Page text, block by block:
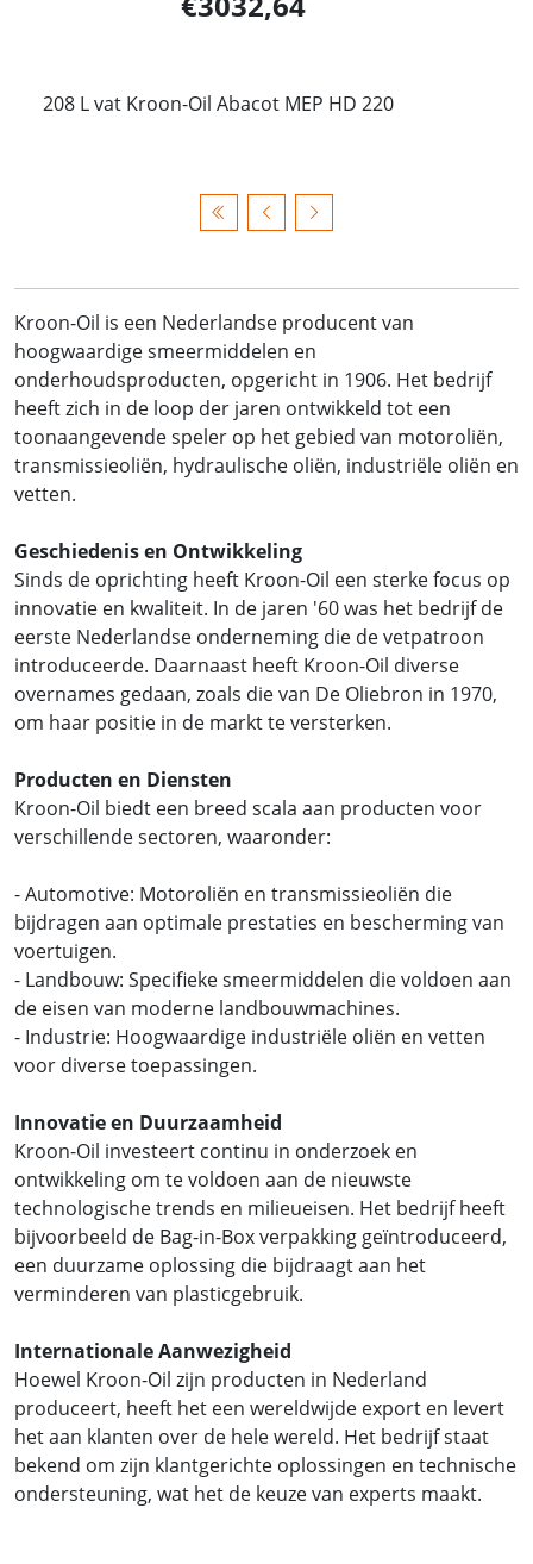
208 L vat Kroon-Oil Abacot MEP HD 220
Kroon-Oil is een Nederlandse producent van
hoogwaardige smeermiddelen en
onderhoudsproducten, opgericht in 1906. Het bedrijf
heeft zich in de loop der jaren ontwikkeld tot een
toonaangevende speler op het gebied van motoroliën,
transmissieoliën, hydraulische oliën, industriële oliën en
vetten.
Geschiedenis en Ontwikkeling
Sinds de oprichting heeft Kroon-Oil een sterke focus op
innovatie en kwaliteit. In de jaren '60 was het bedrijf de
eerste Nederlandse onderneming die de vetpatroon
introduceerde. Daarnaast heeft Kroon-Oil diverse
overnames gedaan, zoals die van De Oliebron in 1970,
om haar positie in de markt te versterken.
Producten en Diensten
Kroon-Oil biedt een breed scala aan producten voor
verschillende sectoren, waaronder:
- Automotive: Motoroliën en transmissieoliën die
bijdragen aan optimale prestaties en bescherming van
voertuigen.
- Landbouw: Specifieke smeermiddelen die voldoen aan
de eisen van moderne landbouwmachines.
- Industrie: Hoogwaardige industriële oliën en vetten
voor diverse toepassingen.
Innovatie en Duurzaamheid
Kroon-Oil investeert continu in onderzoek en
ontwikkeling om te voldoen aan de nieuwste
technologische trends en milieueisen. Het bedrijf heeft
bijvoorbeeld de Bag-in-Box verpakking geïntroduceerd,
een duurzame oplossing die bijdraagt aan het
verminderen van plasticgebruik.
Internationale Aanwezigheid
Hoewel Kroon-Oil zijn producten in Nederland
produceert, heeft het een wereldwijde export en levert
het aan klanten over de hele wereld. Het bedrijf staat
bekend om zijn klantgerichte oplossingen en technische
ondersteuning, wat het de keuze van experts maakt.